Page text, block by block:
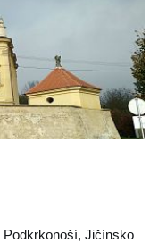
Podkrkonoší, Jičínsko